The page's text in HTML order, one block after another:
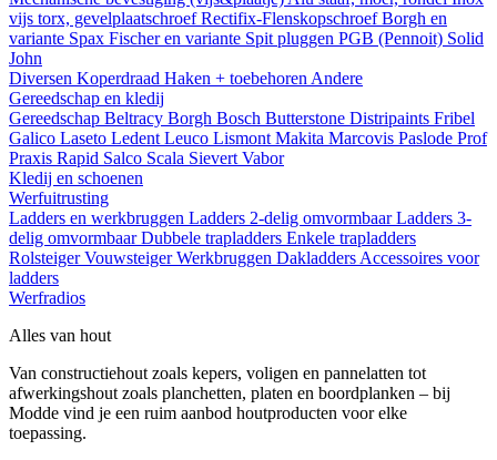
vijs torx, gevelplaatschroefRectifix-FlenskopschroefBorgh en
variante Spax Fischer en variante Spit pluggen PGB (Pennoit) Solid
John
Diversen Koperdraad Haken + toebehoren Andere
Gereedschap en kledij
Gereedschap Beltracy Borgh Bosch Butterstone Distripaints Fribel
Galico Laseto Ledent Leuco Lismont Makita Marcovis Paslode Prof
Praxis Rapid Salco Scala Sievert Vabor
Kledij en schoenen
Werfuitrusting
Ladders en werkbruggen Ladders 2-delig omvormbaarLadders 3-
delig omvormbaarDubbele trapladders Enkele trapladders
RolsteigerVouwsteigerWerkbruggen Dakladders Accessoires voor
ladders
Werfradios
Alles van hout
Van constructiehout zoals kepers, voligen en pannelatten tot
afwerkingshout zoals planchetten, platen en boordplanken – bij
Modde vind je een ruim aanbod houtproducten voor elke
toepassing.